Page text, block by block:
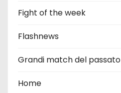
Fight of the week
Flashnews
Grandi match del passato
Home